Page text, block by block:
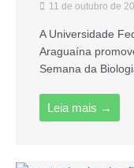
11 de outubro de
A Universidade
Araguaína
Semana da
Leia mais →